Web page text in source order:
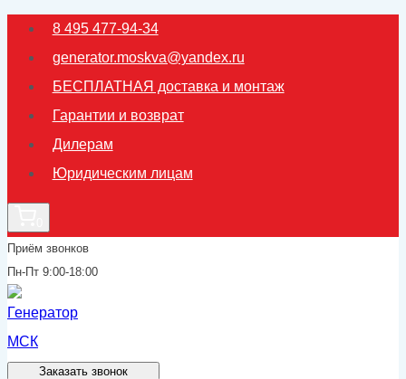
Перейти
содержимому
8 495 477-94-34
generator.moskva@yandex.ru
БЕСПЛАТНАЯ доставка и монтаж
Гарантии и возврат
Дилерам
Юридическим лицам
Приём звонков
Пн-Пт 9:00-18:00
Заказать звонок